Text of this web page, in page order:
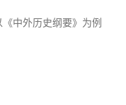
《中外历史纲要》为例